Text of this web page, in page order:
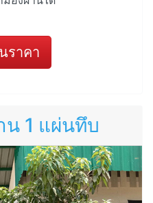
ราคา
น 1 แผ่นทึบ